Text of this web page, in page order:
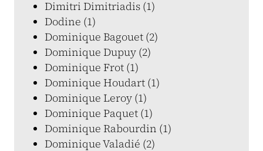
Dimitri Dimitriadis (1)
Dodine (1)
Dominique Bagouet (2)
Dominique Dupuy (2)
Dominique Frot (1)
Dominique Houdart (1)
Dominique Leroy (1)
Dominique Paquet (1)
Dominique Rabourdin (1)
Dominique Valadié (2)